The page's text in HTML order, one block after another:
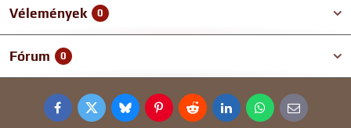
Vélemények 0
Fórum 0
FacebookTwitterBlueskyPinterestRedditLinkedInWhatsApp
E-
mail